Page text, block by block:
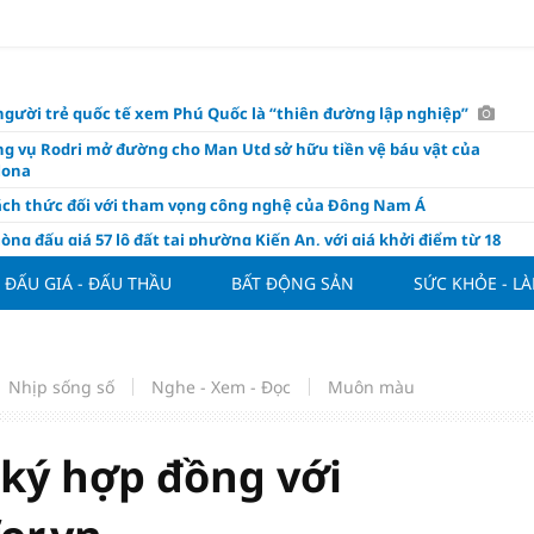
trẻ quốc tế xem Phú Quốc là “thiên đường lập nghiệp”
vụ Rodri mở đường cho Man Utd sở hữu tiền vệ báu vật của
thức đối với tham vọng công nghệ của Đông Nam Á
đấu giá 57 lô đất tại phường Kiến An, với giá khởi điểm từ 18
m2
nghỉ 4 ngày liên tục dịp Ngày Văn hóa Việt Nam 2026
2026/27 nới suất ngoại binh
nay, xem tử vi 12 con giáp hôm nay ngày 7/8/2026: Tuổi Thân làm
chỉ
ĐẤU GIÁ - ĐẤU THẦU BẤT ĐỘNG SẢN SỨC KHỎE -
Nhịp sống số Nghe - Xem - Đọc Muôn màu
hợp đồng với